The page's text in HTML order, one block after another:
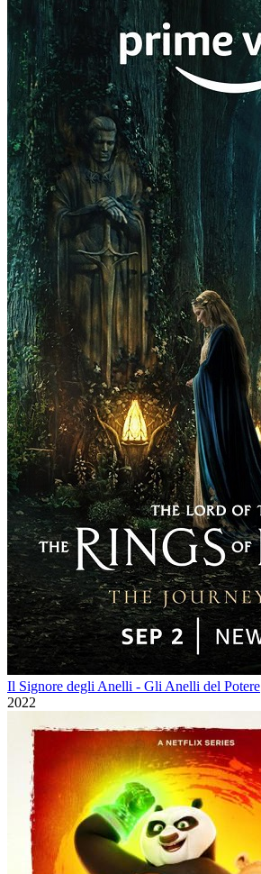
Il Signore degli Anelli - Gli Anelli del Potere
2022